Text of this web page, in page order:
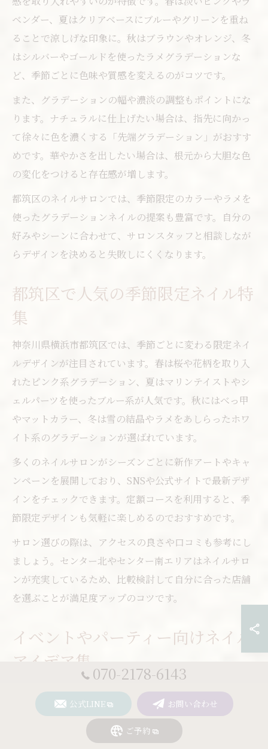
ベンダー、夏はクリアベースにブルーやグリーンを重ね
ることで涼しげな印象に。秋はブラウンやオレンジ、冬
はシルバーやゴールドを使ったラメグラデーションな
ど、季節ごとに色味や質感を変えるのがコツです。
また、グラデーションの幅や濃淡の調整もポイントにな
ります。ナチュラルに仕上げたい場合は、指先に向かっ
て徐々に色を濃くする「先端グラデーション」がおすす
めです。華やかさを出したい場合は、根元から大胆な色
の変化をつけると存在感が増します。
都筑区のネイルサロンでは、季節限定のカラーやラメを
使ったグラデーションネイルの提案も豊富です。自分の
好みやシーンに合わせて、サロンスタッフと相談しなが
らデザインを決めると失敗しにくくなります。
都筑区で人気の季節限定ネイル特
集
神奈川県横浜市都筑区では、季節ごとに変わる限定ネイ
ルデザインが注目されています。春は桜や花柄を取り入
れたピンク系グラデーション、夏はマリンテイストやシ
ェルパーツを使ったブルー系が人気です。秋にはべっ甲
やマットカラー、冬は雪の結晶やラメをあしらったホワ
イト系のグラデーションが選ばれています。
多くのネイルサロンがシーズンごとに新作アートやキャ
ンペーンを展開しており、SNSや公式サイトで最新デザ
インをチェックできます。定額コースを利用すると、季
節限定デザインも気軽に楽しめるのでおすすめです。
サロン選びの際は、アクセスの良さや口コミも参考にし
ましょう。センター北やセンター南エリアはネイルサロ
ンが充実しているため、比較検討して自分に合った店舗
を選ぶことが満足度アップのコツです。
イベントやパーティー向けネイル
アイデア集
イベントやパーティーの際は、普段より華やかなグラデ
ーションネイルが人気です。例えば、結婚式やパーティ
ーにはラメやストーンを多用したグラデーション、クリ
スマスやハロウィンなど季節イベントにはモチーフやカ
070-2178-6143
公式LINE お問い合わせ
ご予約